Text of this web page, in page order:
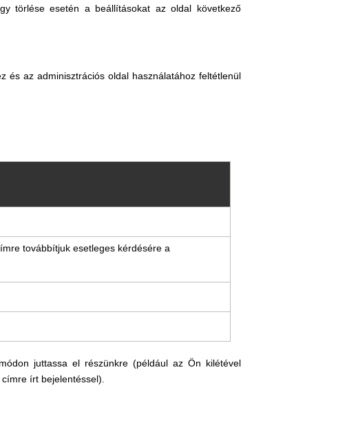
törlése esetén a beállításokat az oldal következő
és az adminisztrációs oldal használatához feltétlenül
továbbítjuk esetleges kérdésére a
juttassa el részünkre (például az Ön kilétével
írt bejelentéssel).